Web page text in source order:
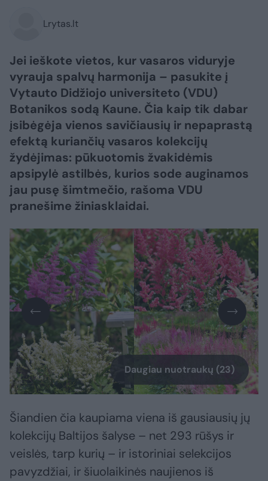
Lrytas.lt
Jei ieškote vietos, kur vasaros viduryje
vyrauja spalvų harmonija – pasukite į
Vytauto Didžiojo universiteto (VDU)
Botanikos sodą Kaune. Čia kaip tik dabar
įsibėgėja vienos savičiausių ir nepaprastą
efektą kuriančių vasaros kolekcijų
žydėjimas: pūkuotomis žvakidėmis
apsipylė astilbės, kurios sode auginamos
jau pusę šimtmečio, rašoma VDU
pranešime žiniasklaidai.
Daugiau nuotraukų (23)
Šiandien čia kaupiama viena iš gausiausių jų
kolekcijų Baltijos šalyse – net 293 rūšys ir
veislės, tarp kurių – ir istoriniai selekcijos
pavyzdžiai, ir šiuolaikinės naujienos iš